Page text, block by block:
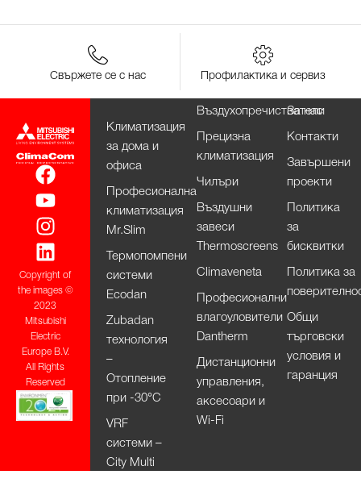
Свържете се с нас Профилактика и сервиз
Copyright of
the images ©
2023
Mitsubishi
Electric
Europe B.V.
All Rights
Reserved
Климатизация
за дома и
офиса
Професионална
климатизация
Mr.Slim
Термопомпени
системи
Ecodan
Zubadan
технология
–
Отопление
при -30°С
VRF
системи –
City Multi
Въздухопречистватели
Прецизна
климатизация
Чилъри
Въздушни
завеси
Thermoscreens
Climaveneta
Професионални
влагоуловители
Dantherm
Дистанционни
управления,
аксесоари и
Wi-Fi
За нас
Контакти
Завършени
проекти
Политика
за
бисквитки
Политика за
Общи
търговски
условия и
гаранция